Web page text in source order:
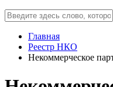
Главная
Реестр НКО
Некоммерческое